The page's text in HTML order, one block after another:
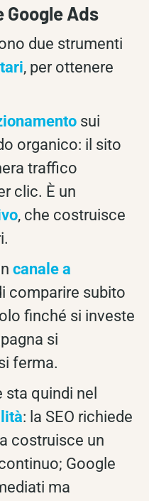
Google Ads
due strumenti
, per ottenere
sui
organico: il sito
traffico
clic. È un
, che costruisce
canale a
comparire subito
finché si investe
si
ferma.
quindi nel
: la SEO richiede
costruisce un
Google
ma